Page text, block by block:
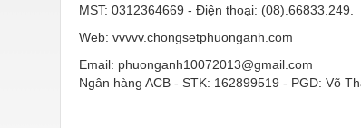
MST: 0312364669 - Điện thoại: (08).66833.249.
Web: vvvvv.chongsetphuonganh.com
Email: phuonganh10072013@gmail.com
Ngân hàng ACB - STK: 162899519 - PGD: Võ